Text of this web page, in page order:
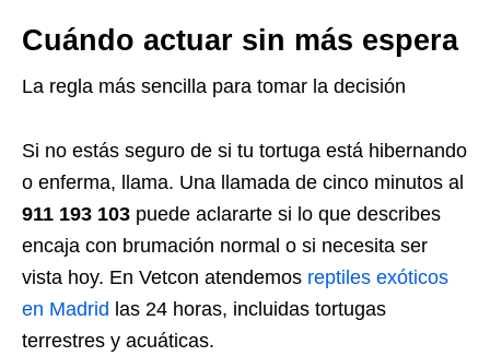
Cuándo actuar sin más espera
La regla más sencilla para tomar la decisión
Si no estás seguro de si tu tortuga está hibernando
o enferma, llama. Una llamada de cinco minutos al
911 193 103 puede aclararte si lo que describes
encaja con brumación normal o si necesita ser
vista hoy. En Vetcon atendemos reptiles exóticos
en Madrid las 24 horas, incluidas tortugas
terrestres y acuáticas.